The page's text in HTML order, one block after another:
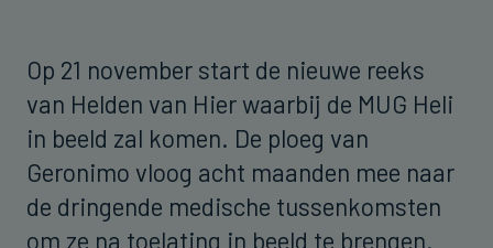
Op 21 november start de nieuwe reeks
van Helden van Hier waarbij de MUG Heli
in beeld zal komen. De ploeg van
Geronimo vloog acht maanden mee naar
de dringende medische tussenkomsten
om ze na toelating in beeld te brengen.